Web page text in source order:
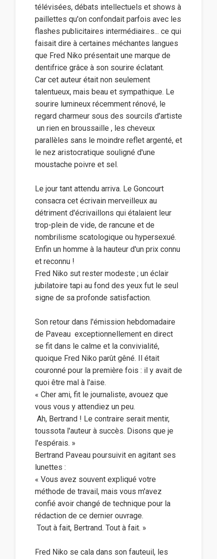
télévisées, débats intellectuels et shows à
paillettes qu'on confondait parfois avec les
flashes publicitaires intermédiaires... ce qui
faisait dire à certaines méchantes langues
que Fred Niko présentait une marque de
dentifrice grâce à son sourire éclatant.
Car cet auteur était non seulement
talentueux, mais beau et sympathique. Le
sourire lumineux récemment rénové, le
regard charmeur sous des sourcils d'artiste
 un rien en broussaille , les cheveux
parallèles sans le moindre reflet argenté, et
le nez aristocratique souligné d'une
moustache poivre et sel.
Le jour tant attendu arriva. Le Goncourt
consacra cet écrivain merveilleux au
détriment d'écrivaillons qui étalaient leur
trop-plein de vide, de rancune et de
nombrilisme scatologique ou hypersexué.
Enfin un homme à la hauteur d'un prix connu
et reconnu !
Fred Niko sut rester modeste ; un éclair
jubilatoire tapi au fond des yeux fut le seul
signe de sa profonde satisfaction.
Son retour dans l'émission hebdomadaire
de Paveau  exceptionnellement en direct 
se fit dans le calme et la convivialité,
quoique Fred Niko parût gêné. Il était
couronné pour la première fois : il y avait de
quoi être mal à l'aise.
« Cher ami, fit le journaliste, avouez que
vous vous y attendiez un peu.
 Ah, Bertrand ! Le contraire serait mentir,
toussota l'auteur à succès. Disons que je
l'espérais. »
Bertrand Paveau poursuivit en agitant ses
lunettes :
« Vous avez souvent expliqué votre
méthode de travail, mais vous m'avez
confié avoir changé de technique pour la
rédaction de ce dernier ouvrage.
 Tout à fait, Bertrand. Tout à fait. »
Fred Niko se cala dans son fauteuil, les